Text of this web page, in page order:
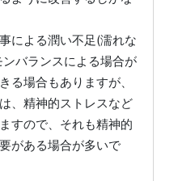
による潤い不足(濡れな
バランスによる場合が
る場合もありますが、
、精神的ストレスなど
すので、それも精神的
がある場合が多いで